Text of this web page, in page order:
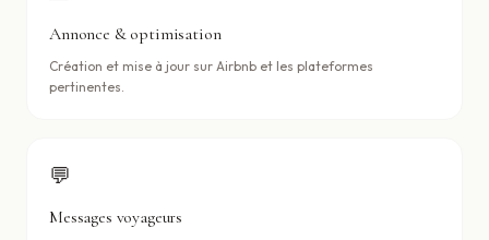
Annonce & optimisation
Création et mise à jour sur Airbnb et les plateformes
pertinentes.
💬
Messages voyageurs